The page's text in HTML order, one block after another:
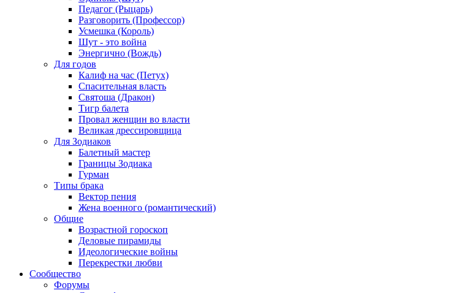
Педагог (Рыцарь)
Разговорить (Профессор)
Усмешка (Король)
Шут - это война
Энергично (Вождь)
Для годов
Калиф на час (Петух)
Спасительная власть
Святоша (Дракон)
Тигр балета
Провал женщин во власти
Великая дрессировщица
Для Зодиаков
Балетный мастер
Границы Зодиака
Гурман
Типы брака
Вектор пения
Жена военного (романтический)
Общие
Возрастной гороскоп
Деловые пирамиды
Идеологические войны
Перекрестки любви
Сообщество
Форумы